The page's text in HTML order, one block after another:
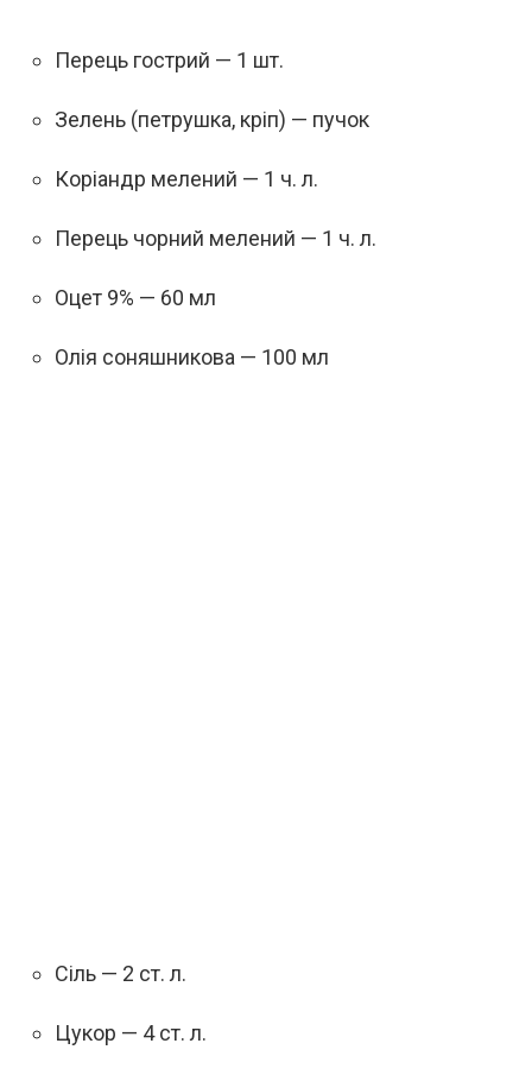
Перець гострий — 1 шт.
Зелень (петрушка, кріп) — пучок
Коріандр мелений — 1 ч. л.
Перець чорний мелений — 1 ч. л.
Оцет 9% — 60 мл
Олія соняшникова — 100 мл
Сіль — 2 ст. л.
Цукор — 4 ст. л.